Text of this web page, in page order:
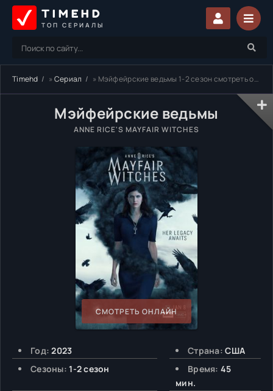
TIMEHD
ТОП СЕРИАЛЫ
Timehd »Сериал » Мэйфейрские ведьмы 1-2 сезон смотреть онлайн бесплатно
Мэйфейрские ведьмы
ANNE RICE'S MAYFAIR WITCHES
СМОТРЕТЬ ОНЛАЙН
Год: 2023 Страна: США
Сезоны: 1-2 сезон Время: 45
мин.